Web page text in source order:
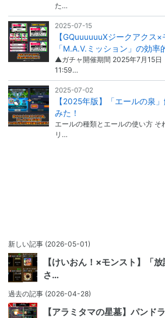
た…
2025-07-15
【GQuuuuuuXジークアクス
「M.A.V.ミッション」の効
▲ガチャ開催期間 2025年7月15日
11:59…
2025-07-02
【2025年版】「エールの泉
みた！
エールの種類とエールの使い方 そ
リ…
新しい記事 (2026-05-01)
【けいおん！×モンスト】「
さ…
過去の記事 (2026-04-28)
【アラミタマの星墓】パンド